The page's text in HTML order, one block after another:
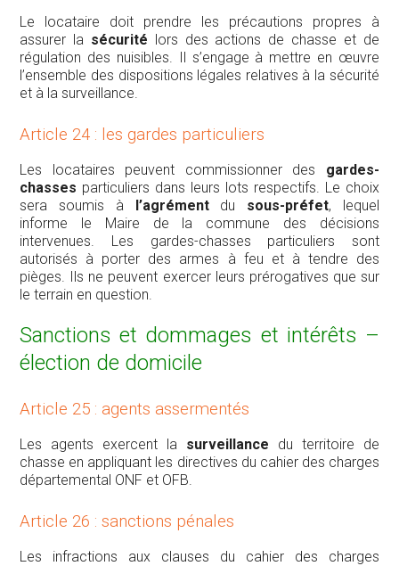
Le locataire doit prendre les précautions propres à
assurer la sécurité lors des actions de chasse et de
régulation des nuisibles. Il s’engage à mettre en œuvre
l’ensemble des dispositions légales relatives à la sécurité
et à la surveillance.
Article 24 : les gardes particuliers
Les locataires peuvent commissionner des gardes-
chasses particuliers dans leurs lots respectifs. Le choix
sera soumis à
l’agrémentdu sous-préfet, lequel
informe le Maire de la commune des décisions
intervenues. Les gardes-chasses particuliers sont
autorisés à porter des armes à feu et à tendre des
pièges. Ils ne peuvent exercer leurs prérogatives que sur
le terrain en question.
Sanctions et dommages et intérêts –
élection de domicile
Article 25 : agents assermentés
Les agents exercent la surveillance du territoire de
chasse en appliquant les directives du cahier des charges
départemental ONF et OFB.
Article 26 : sanctions pénales
Les infractions aux clauses du cahier des charges